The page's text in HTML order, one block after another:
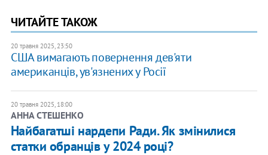
ЧИТАЙТЕ ТАКОЖ
20 травня 2025, 23:50
США вимагають повернення дев'яти
американців, ув'язнених у Росії
20 травня 2025, 18:00
АННА СТЕШЕНКО
Найбагатші нардепи Ради. Як змінилися
статки обранців у 2024 році?